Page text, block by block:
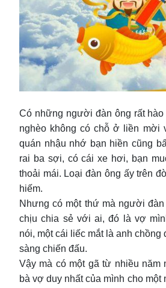
Có những người đàn ông rất hào
nghèo không có chỗ ở liền mời
quán nhậu nhớ bạn hiền cũng
rai ba sợi, có cái xe hơi, bạn
thoải mái. Loại đàn ông ấy trên
hiếm.
Nhưng có một thứ mà người
chịu chia sẻ với ai, đó là vợ
nói, một cái liếc mắt là anh chồng
sàng chiến đấu.
Vậy mà có một gã từ nhiều năm
bà vợ duy nhất của mình cho